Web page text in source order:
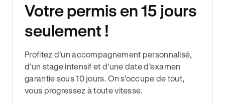
Votre permis en 15 jours
seulement !
Profitez d’un accompagnement personnalisé,
d’un stage intensif et d’une date d’examen
garantie sous 10 jours. On s’occupe de tout,
vous progressez à toute vitesse.